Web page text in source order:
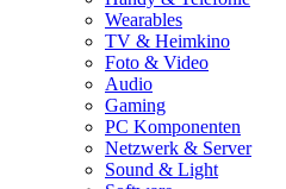
Wearables
TV & Heimkino
Foto & Video
Audio
Gaming
PC Komponenten
Netzwerk & Server
Sound & Light